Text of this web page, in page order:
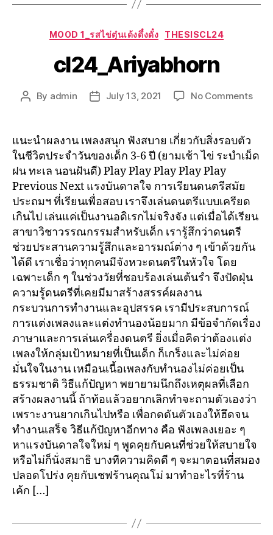
MOOD 1_รสไข่ตุ๋นเด้งดึ๋งดั๋ง THESISCL24
cl24_Ariyabhorn
By admin July 13, 2021 No Comments
แนะนำผลงาน เพลงสนุก ฟังสบาย เกี่ยวกับสิ่งรอบตัว
ในชีวิตประจำวันของเด็ก 3-6 ปี (ยามเช้า ไข่ ระบำเม็ด
ฝน ทะเล นอนฝันดี) Play Play Play Play Play
Previous Next แรงบันดาลใจ การเรียนดนตรีสมัย
ประถมฯ ที่เรียนเพื่อสอบ เราจึงเล่นดนตรีแบบเครียด
เกินไป เล่นแค่เป็นงานอดิเรกไม่จริงจัง แต่เมื่อได้เรียน
สาขาวิชาวรรณกรรมสำหรับเด็ก เรารู้สึกว่าดนตรี
ช่วยประสานความรู้สึกและอารมณ์ต่าง ๆ เข้าด้วยกัน
ได้ดี เราเชื่อว่าทุกคนมีจังหวะดนตรีในหัวใจ โดย
เฉพาะเด็ก ๆ ในช่วงวัยที่ชอบร้องเล่นเต้นรำ จึงปัดฝุ่น
ความรู้ดนตรีที่เคยมีมาสร้างสรรค์ผลงาน
กระบวนการทำงานและอุปสรรค เรามีประสบการณ์
การแต่งเพลงและแต่งทำนองน้อยมาก มีข้อจำกัดเรื่อง
ภาษาและการเล่นเครื่องดนตรี ยิ่งเมื่อคิดว่าต้องแต่ง
เพลงให้กลุ่มเป้าหมายที่เป็นเด็ก ก็เกร็งและไม่ค่อย
มั่นใจในงาน เหมือนเนื้อเพลงกับทำนองไม่ค่อยเป็น
ธรรมชาติ วิธีแก้ปัญหา พยายามนึกถึงเหตุผลที่เลือก
สร้างผลงานนี้ ถ้าท้อแล้วอยากเลิกทำจะถามตัวเองว่า
เพราะงานยากเกินไปหรือ เพื่อกดดันตัวเองให้ฮึดจน
ทำงานเสร็จ วิธีแก้ปัญหาอีกทาง คือ ฟังเพลงเยอะ ๆ
หาแรงบันดาลใจใหม่ ๆ พูดคุยกับคนที่ช่วยให้สบายใจ
หรือไม่ก็นั่งสมาธิ บางทีความคิดดี ๆ จะมาตอนที่สมอง
ปลอดโปร่ง คุยกับเชฟร้านคุณโม่ มาทำอะไรที่ร้าน
เค้ก […]